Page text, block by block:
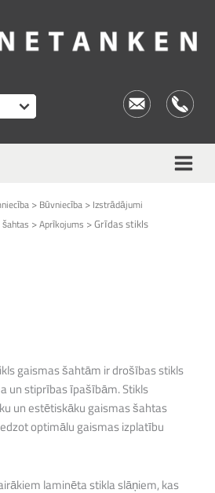
> Būvniecība > Izstrādājumi
>Aprīkojums >Grīdas stikls
gaismas šahtām ir drošības stikls
un stiprības īpašībām. Stikls
un estētiskāku gaismas šahtas
optimālu gaismas izplatību
laminēta stikla slāņiem, kas